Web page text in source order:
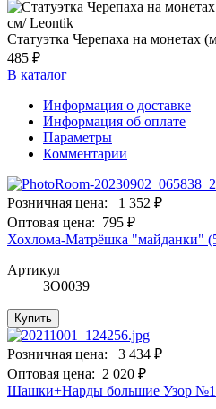
Статуэтка Черепаха на монетах
485 ₽
В каталог
Информация о доставке
Информация об оплате
Параметры
Комментарии
Розничная цена:
1 352 ₽
Оптовая цена: 795 ₽
Хохлома-Матрёшка "майданки"
Артикул
ЗО0039
Купить
Розничная цена:
3 434 ₽
Оптовая цена: 2 020 ₽
Шашки+Нарды большие Узор №1